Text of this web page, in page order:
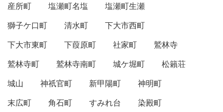
産所町
塩瀬町名塩
塩瀬町生瀬
獅子ケ口町
清水町
下大市西町
下大市東町
下葭原町 社家町
鷲林寺
鷲林寺町
鷲林寺南町 城ケ堀町
松籟荘
城山
神祇官町 新甲陽町
神明町
末広町
角石町 すみれ台
染殿町